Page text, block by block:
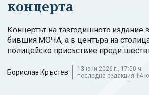
концерта
Концертът на тазгодишното издание
бившия МОЧА, а в центъра на
полицейско присъствие преди
Борислав Кръстев
13 юни 2026 г., 17:50 ч.
последна редакция 14